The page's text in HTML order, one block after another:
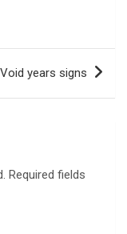
Void years signs
Required fields